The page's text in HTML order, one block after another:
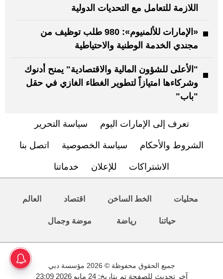
اللازمة للتعامل مع التحديات الدولية
«الإمارات للألمنيوم»: 980 طلب توظيف من
مجندي الخدمة الوطنية والاحتياطية
"الأعلى للشؤون المالية والاقتصادية" يمنح أدنوك
وشركاءها امتيازاً لتطوير الغطاء الغازي في حقل
"باب"
تعرف إلى الإمارات اليوم سياسة التحرير
الشروط والأحكام سياسة الخصوصية اتصل بنا
الاشتراكات للإعلان خدماتنا
محليات الخط الساخن اقتصاد العالم
حياتنا رياضة موضة وجمال
جميع الحقوق محفوظة © 2026 مؤسسة دبي
آخر تحديث للصفحة تم بتاريخ: 24 مايو 2026 23:09